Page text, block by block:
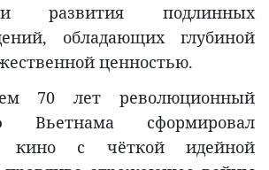
развития подлинных
обладающих глубиной
ценностью.
70 лет революционный
Вьетнама сформировал
кино с чёткой идейной